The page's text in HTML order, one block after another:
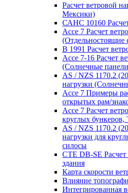
Расчет ветровой
Мексики)
САНС 10160
Ассе 7 Расчет
(Отдельностоящие
В 1991 Расчет
Ассе 7-16 Расчет
(Солнечные
AS / NZS 1170.2
нагрузки
Ассе 7 Примеры
открытых рам/
Ассе 7 Расчет
круглых
AS / NZS 1170.2
нагрузки для
силосы
CTE DB-SE Расчет
здания
Карта скорости
Влияние
Интегрированная